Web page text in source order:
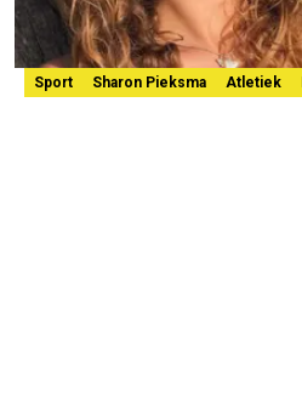
Sport Sharon Pieksma Atletiek